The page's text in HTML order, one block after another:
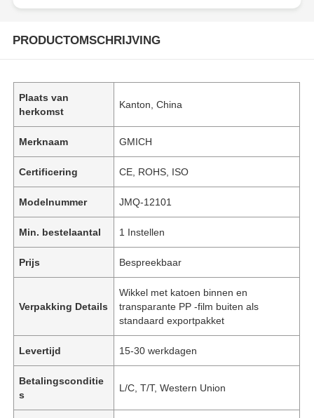
PRODUCTOMSCHRIJVING
Plaats van
herkomst
Kanton, China
Merknaam GMICH
Certificering CE, ROHS, ISO
Modelnummer JMQ-12101
Min. bestelaantal 1 Instellen
Prijs Bespreekbaar
Verpakking Details
Wikkel met katoen binnen en
transparante PP -film buiten als
standaard exportpakket
Levertijd 15-30 werkdagen
Betalingsconditie
s
L/C, T/T, Western Union